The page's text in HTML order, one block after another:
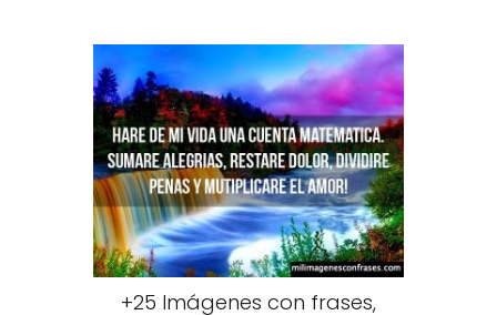
+25 Imágenes con frases,